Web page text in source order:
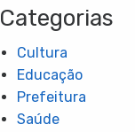
Categorias
Cultura
Educação
Prefeitura
Saúde